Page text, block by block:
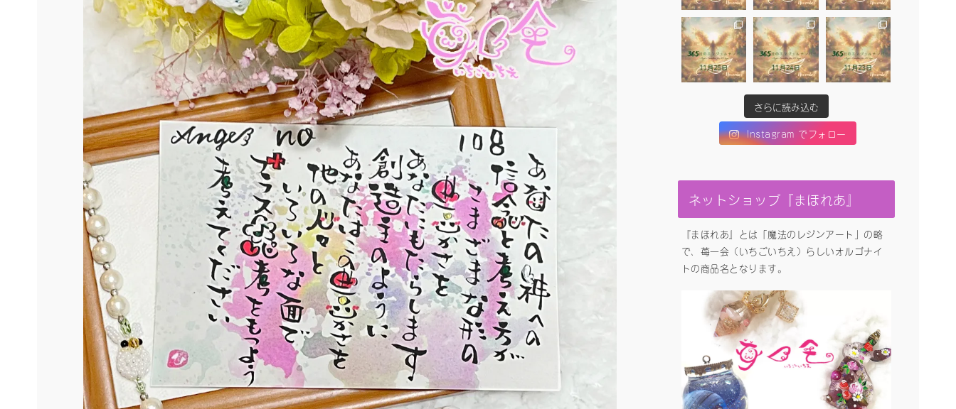
さらに読み込む
Instagram でフォロー
ネットショップ『まほれあ』
『まほれあ』とは「魔法のレジンアート」の略
で、苺一会（いちごいちえ）らしいオルゴナイ
トの商品名となります。